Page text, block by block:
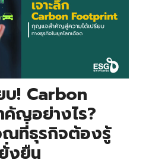
บ! Carbon
ญอย่างไร?
ณที่ธุรกิจต้องรู้
งยืน